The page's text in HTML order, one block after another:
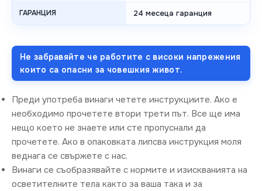
ГАРАНЦИЯ 24 месеца гаранция
Не забравяйте че работите с високи напрежения
които са опасни за човешкия живот.
Преди употреба винаги четете инструкциите. Ако е
необходимо прочетете втори трети път. Все ще има
нещо което не знаете или сте пропуснали да
прочетете. Ако в опаковката липсва инструкция моля
веднага се свържете с нас.
Винаги се съобразявайте с нормите и изискванията на
осветителните тела както за ваша така и за